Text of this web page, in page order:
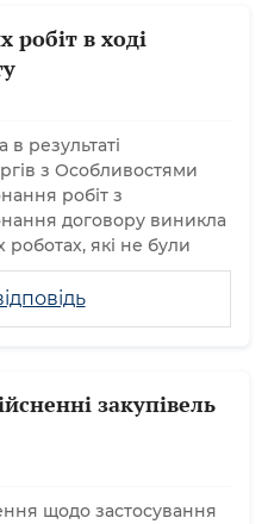
робіт в ході
результаті
з Особливостями
робіт з
договору виникла
роботах, які не були
закупівель
щодо застосування